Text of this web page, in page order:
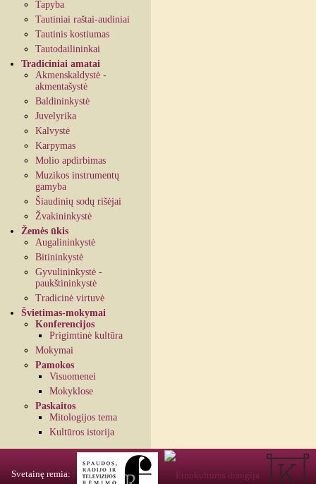
Tapyba
Tautiniai raštai-audiniai
Tautinis kostiumas
Tautodailininkai
Tradiciniai amatai
Akmenskaldystė -
akmentašystė
Baldininkystė
Juvelyrika
Kalvystė
Karpymas
Molio apdirbimas
Muzikos instrumentų
gamyba
Šiaudinių sodų rišėjai
Žvakininkystė
Žemės ūkis
Augalininkystė
Bitininkystė
Gyvulininkystė -
paukštininkystė
Tradicinė virtuvė
Švietimas-mokymai
Konferencijos
Prigimtinė kultūra
Mokymai
Pamokos
Visuomenei
Mokyklose
Paskaitos
Mitologijos tema
Kultūros istorija
Svetainę remia: